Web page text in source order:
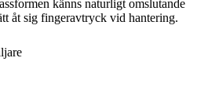
känns naturligt omslutande
åt sig fingeravtryck vid hantering.